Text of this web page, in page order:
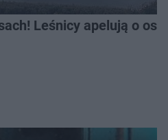
Leśnicy apelują o